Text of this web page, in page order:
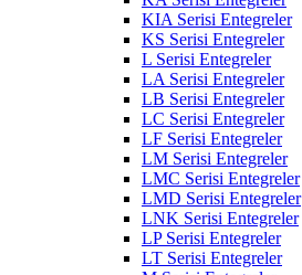
KIA Serisi Entegreler
KS Serisi Entegreler
L Serisi Entegreler
LA Serisi Entegreler
LB Serisi Entegreler
LC Serisi Entegreler
LF Serisi Entegreler
LM Serisi Entegreler
LMC Serisi Entegreler
LMD Serisi Entegreler
LNK Serisi Entegreler
LP Serisi Entegreler
LT Serisi Entegreler